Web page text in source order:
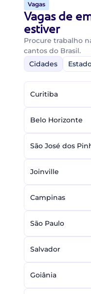
Vagas
Vagas de
estiver
Procure trabalho
cantos do Brasil.
Cidades
Curitiba
Belo Horizonte
São José dos
Joinville
Campinas
São Paulo
Salvador
Goiânia